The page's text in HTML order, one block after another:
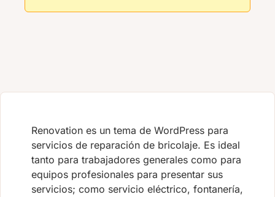
Renovation es un tema de WordPress para
servicios de reparación de bricolaje. Es ideal
tanto para trabajadores generales como para
equipos profesionales para presentar sus
servicios; como servicio eléctrico, fontanería,